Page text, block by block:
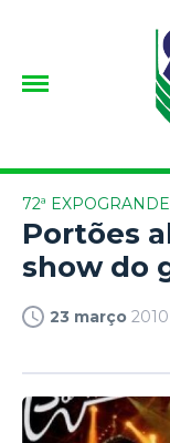
72ª EXPOGRANDE
Portões
show do
23 março 2010